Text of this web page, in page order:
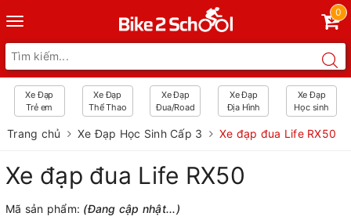
Toggle
navigation
0
Xe Đạp
Trẻ em
Xe Đạp
Thể Thao
Xe Đạp
Đua/Road
Xe Đạp
Địa Hình
Xe Đạp
Học sinh
Trang chủ Xe Đạp Học Sinh Cấp 3 Xe đạp đua Life RX50
Xe đạp đua Life RX50
Mã sản phẩm: (Đang cập nhật...)